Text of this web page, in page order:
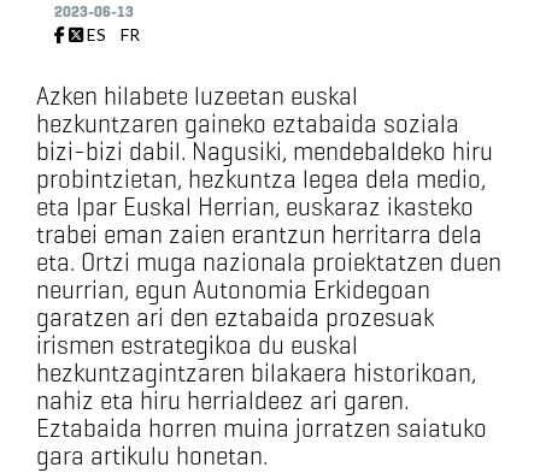
2023-06-13
ES FR
Azken hilabete luzeetan euskal
hezkuntzaren gaineko eztabaida soziala
bizi-bizi dabil. Nagusiki, mendebaldeko hiru
probintzietan, hezkuntza legea dela medio,
eta Ipar Euskal Herrian, euskaraz ikasteko
trabei eman zaien erantzun herritarra dela
eta. Ortzi muga nazionala proiektatzen duen
neurrian, egun Autonomia Erkidegoan
garatzen ari den eztabaida prozesuak
irismen estrategikoa du euskal
hezkuntzagintzaren bilakaera historikoan,
nahiz eta hiru herrialdeez ari garen.
Eztabaida horren muina jorratzen saiatuko
gara artikulu honetan.